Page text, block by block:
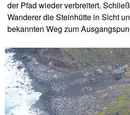
der Pfad wieder verbreitert.
Wanderer die Steinhütte in Sicht
bekannten Weg zum